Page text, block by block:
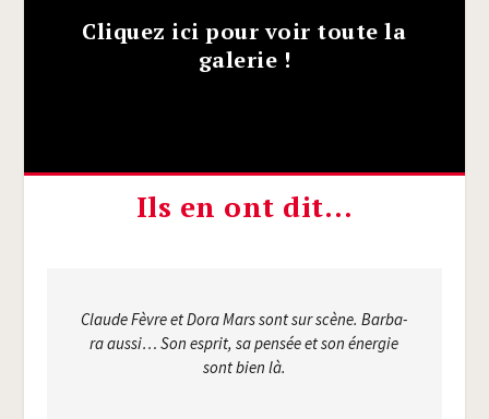
Cliquez ici pour voir toute la
galerie !
Ils en ont dit…
Claude Fèvre et Dora Mars sont sur scène. Bar­ba­
ra aus­si… Son esprit, sa pen­sée et son éner­gie
sont bien là.